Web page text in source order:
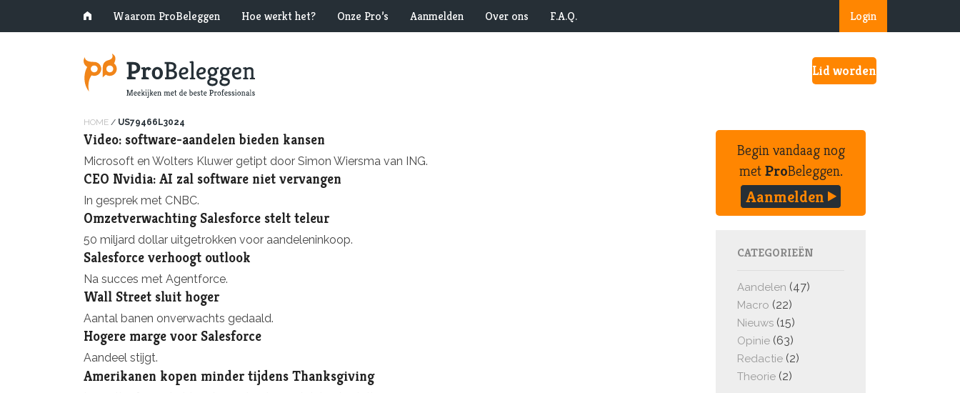
Login
Waarom ProBeleggen Hoe werkt het? Onze Pro’s Aanmelden Over ons F.A.Q.
Lid worden
HOME / US79466L3024
Video: software-aandelen bieden kansen
Microsoft en Wolters Kluwer getipt door Simon Wiersma van ING.
CEO Nvidia: AI zal software niet vervangen
In gesprek met CNBC.
Omzetverwachting Salesforce stelt teleur
50 miljard dollar uitgetrokken voor aandeleninkoop.
Salesforce verhoogt outlook
Na succes met Agentforce.
Wall Street sluit hoger
Aantal banen onverwachts gedaald.
Hogere marge voor Salesforce
Aandeel stijgt.
Amerikanen kopen minder tijdens Thanksgiving
Begin vandaag nog
metProBeleggen.
Aanmelden
CATEGORIEËN
Aandelen (47)
Macro (22)
Nieuws (15)
Opinie (63)
Redactie (2)
Theorie (2)